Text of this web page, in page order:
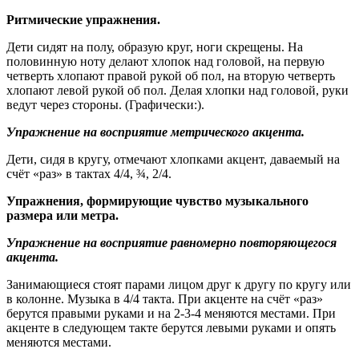
Ритмические упражнения.
Дети сидят на полу, образую круг, ноги скрещены. На
половинную ноту делают хлопок над головой, на первую
четверть хлопают правой рукой об пол, на вторую четверть
хлопают левой рукой об пол. Делая хлопки над головой, руки
ведут через стороны. (Графически:).
Упражнение на восприятие метрического акцента.
Дети, сидя в кругу, отмечают хлопками акцент, даваемый на
счёт «раз» в тактах 4/4, ¾, 2/4.
Упражнения, формирующие чувство музыкального
размера или метра.
Упражнение на восприятие равномерно повторяющегося
акцента.
Занимающиеся стоят парами лицом друг к другу по кругу или
в колонне. Музыка в 4/4 такта. При акценте на счёт «раз»
берутся правыми руками и на 2-3-4 меняются местами. При
акценте в следующем такте берутся левыми руками и опять
меняются местами.